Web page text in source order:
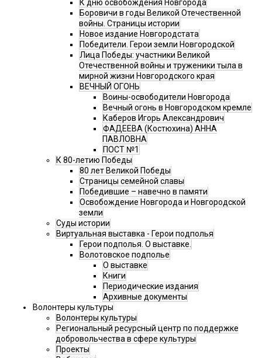
К дню освобождения Новгорода
Боровичи в годы Великой Отечественной
войны. Страницы истории
Новое издание Новгородстата
Победители. Герои земли Новгородской
Лица Победы: участники Великой
Отечественной войны и труженики тыла в
мирной жизни Новгородского края
ВЕЧНЫЙ ОГОНЬ
Воины-освободители Новгорода
Вечный огонь в Новгородском кремле
Каберов Игорь Александрович
ФАДЕЕВА (Костюхина) АННА
ПАВЛОВНА
ПОСТ №1
К 80-летию Победы
80 лет Великой Победы
Страницы семейной славы
Победившие – навечно в памяти
Освобождение Новгорода и Новгородской
земли
Суды истории
Виртуальная выставка - Герои подполья
Герои подполья. О выставке.
Волотовское подполье
О выставке
Книги
Периодические издания
Архивные документы
Волонтеры культуры
Волонтеры культуры
Региональный ресурсный центр по поддержке
добровольчества в сфере культуры
Проекты